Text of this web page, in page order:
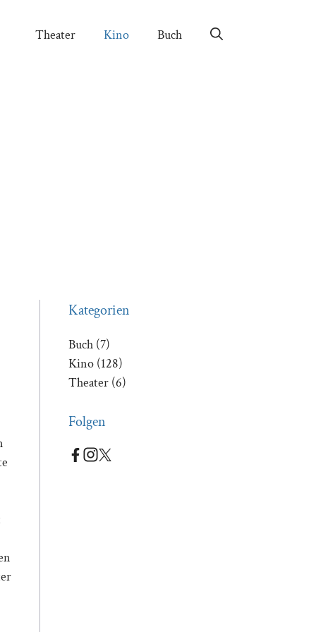
Theater Kino Buch
Kategorien
Buch (7)
Kino (128)
Theater (6)
Folgen